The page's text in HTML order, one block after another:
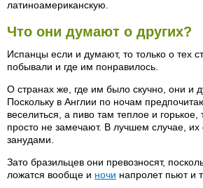
латиноамериканскую.
Что они думают о других?
Испанцы если и думают, то только о тех
побывали и где им понравилось.
О странах же, где им было скучно, они и
Поскольку в Англии по ночам
веселиться, а пиво там теплое и
просто не замечают. В лучшем случае, их
занудами.
Зато бразильцев они превозносят,
ложатся вообще и ночи напролет пьют и